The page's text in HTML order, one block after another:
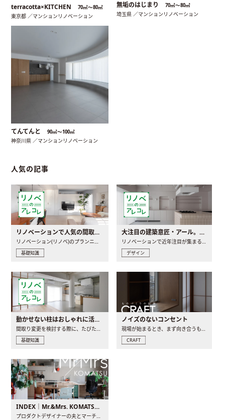
terracotta×KITCHEN 70㎡〜80㎡
東京都 ／マンションリノベーション
無垢のはじまり 70㎡〜80㎡
埼玉県 ／マンションリノベーション
てんてんと 90㎡〜100㎡
神奈川県 ／マンションリノベーション
人気の記事
リノベーションで人気の間取りとは？トレンドの間取りと実例を徹底解説
リノベーション(リノベ)のプランニングで一番最初に決めるのは..
基礎知識
大注目の建築意匠・アール。人気の理由と空間に取り入れるポイント
リノベーションで近年注目が集まる建築意匠の一つであるアール..
デザイン
動かせない柱はおしゃれに活用！柱を魅せるリノベーション(リノベ)4選
間取り変更を検討する際に、たびたび皆さんの頭を悩ませる動か..
基礎知識
ノイズのないコンセント
現場が始まるとき、まず向き合うものの一つがコンセントです..
CRAFT
INDEX｜Mr.&Mrs. KOMATSU renovation diary
プロダクトデザイナーの夫とマーチャンダイザーの妻が、夫婦で..